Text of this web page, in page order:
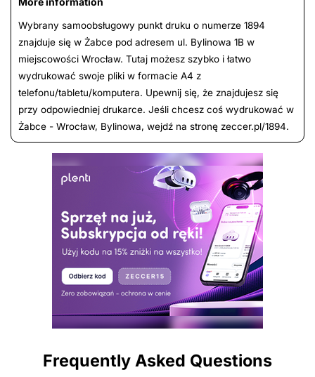
Wybrany samoobsługowy punkt druku o numerze 1894
znajduje się w Żabce pod adresem ul. Bylinowa 1B w
miejscowości Wrocław. Tutaj możesz szybko i łatwo
wydrukować swoje pliki w formacie A4 z
telefonu/tabletu/komputera. Upewnij się, że znajdujesz się
przy odpowiedniej drukarce. Jeśli chcesz coś wydrukować w
Żabce - Wrocław, Bylinowa, wejdź na stronę zeccer.pl/1894.
Frequently Asked Questions